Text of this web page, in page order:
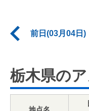
前日(03月04日)
栃木県の